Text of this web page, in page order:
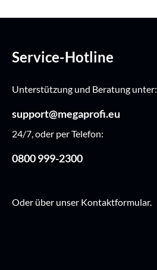
Service-Hotline
Unterstützung und Beratung unter:
support@megaprofi.eu
24/7, oder per Telefon:
0800 999-2300
Oder über unser Kontaktformular.